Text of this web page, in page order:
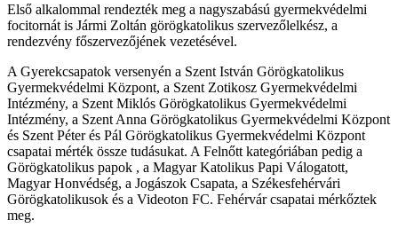
Első alkalommal rendezték meg a nagyszabású gyermekvédelmi
focitornát is Jármi Zoltán görögkatolikus szervezőlelkész, a
rendezvény főszervezőjének vezetésével.
A Gyerekcsapatok versenyén a Szent István Görögkatolikus
Gyermekvédelmi Központ, a Szent Zotikosz Gyermekvédelmi
Intézmény, a Szent Miklós Görögkatolikus Gyermekvédelmi
Intézmény, a Szent Anna Görögkatolikus Gyermekvédelmi Központ
és Szent Péter és Pál Görögkatolikus Gyermekvédelmi Központ
csapatai mérték össze tudásukat. A Felnőtt kategóriában pedig a
Görögkatolikus papok , a Magyar Katolikus Papi Válogatott,
Magyar Honvédség, a Jogászok Csapata, a Székesfehérvári
Görögkatolikusok és a Videoton FC. Fehérvár csapatai mérkőztek
meg.